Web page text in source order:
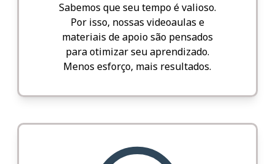
Sabemos que seu tempo é valioso.
Por isso, nossas videoaulas e
materiais de apoio são pensados
para otimizar seu aprendizado.
Menos esforço, mais resultados.